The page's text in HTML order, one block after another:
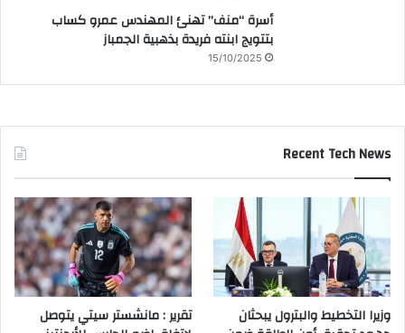
أسرة “منف” تهنئ المهندس عمرو كساب
بتتويج ابنته فريدة بذهبية الجمباز
15/10/2025
Recent Tech News
وزيرا التخطيط والبترول يبحثان
تقرير : مانشستر سيتي يتوصل